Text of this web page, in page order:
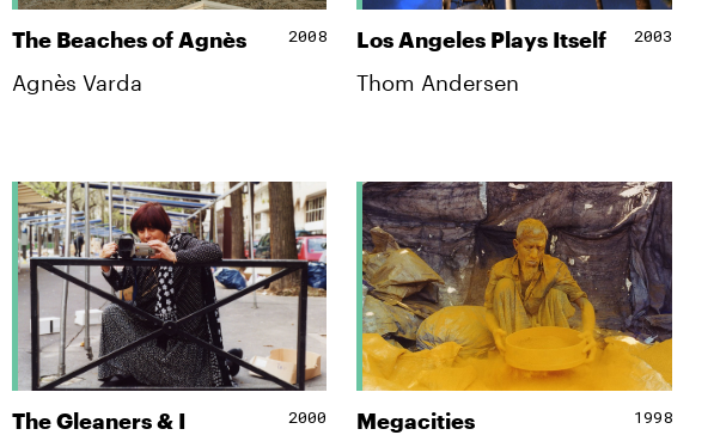
The Beaches of Agnès 2008
Agnès Varda
Los Angeles Plays Itself 2003
Thom Andersen
The Gleaners & I 2000 Megacities 1998